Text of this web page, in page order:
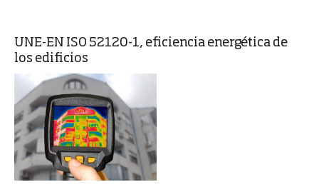
UNE-EN ISO 52120-1, eficiencia energética de
los edificios